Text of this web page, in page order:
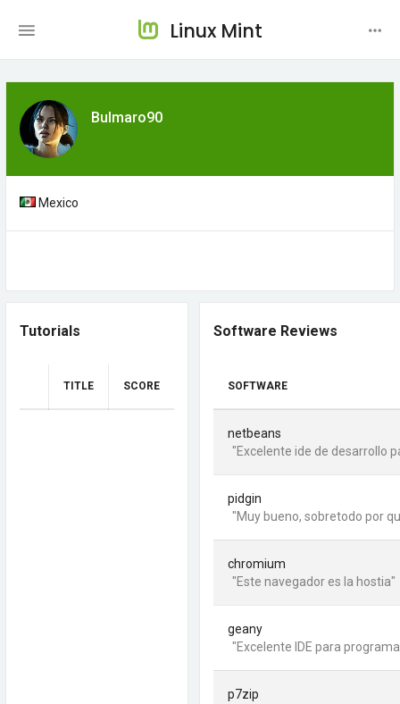
Linux Mint
Bulmaro90
Mexico
Tutorials
TITLE SCORE
Software Reviews
SOFTWARE
netbeans
"Excelente ide de desarrollo
pidgin
"Muy bueno, sobretodo por
chromium
"Este navegador es la hostia"
geany
"Excelente IDE para
p7zip